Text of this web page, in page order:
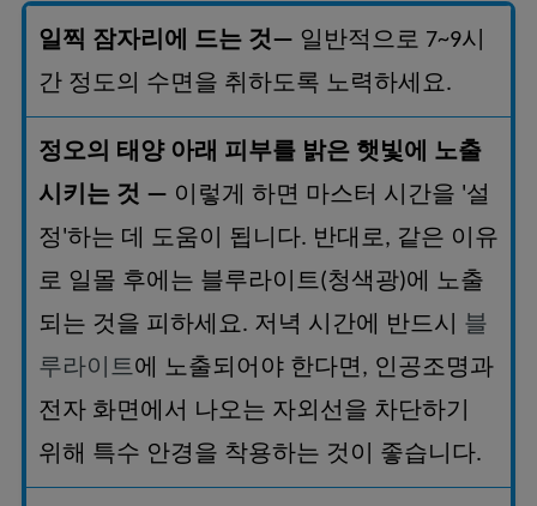
일찍 잠자리에 드는 것— 일반적으로 7~9시
간 정도의 수면을 취하도록 노력하세요 .
정오의 태양 아래 피부를 밝은 햇빛에
노출
시키는 것 — 이렇게 하면 마스터 시간을 '설
정 '하는 데 도움이 됩니다. 반대로 , 같은 이유
로 일몰 후에는 블루라이트 (청색광)에
노출
되는 것을 피하세요 . 저녁 시간에 반드시
블
루라이트에 노출되어야 한다면 , 인공조명과
전자 화면에서 나오는 자외선을 차단하기
위해 특수 안경을 착용하는 것이 좋습니다.